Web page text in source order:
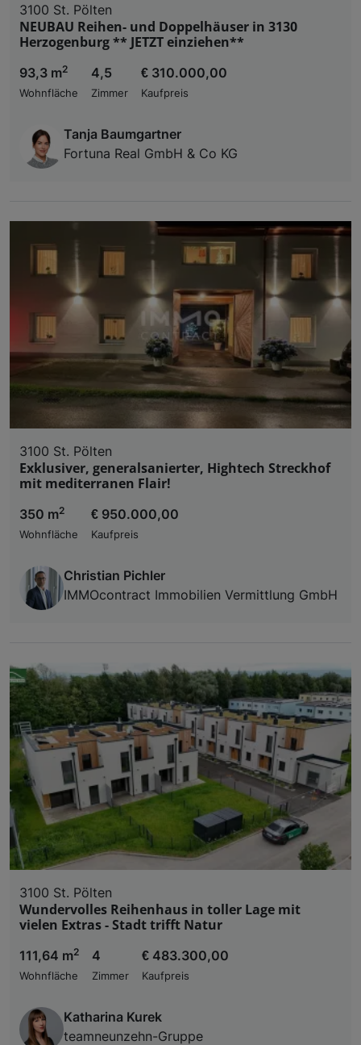
3100 St. Pölten
NEUBAU Reihen- und Doppelhäuser in 3130
Herzogenburg ** JETZT einziehen**
93,3 m2
Wohnfläche
4,5
Zimmer
€ 310.000,00
Kaufpreis
Tanja Baumgartner
Fortuna Real GmbH & Co KG
3100 St. Pölten
Exklusiver, generalsanierter, Hightech Streckhof
mit mediterranen Flair!
350 m2
Wohnfläche
€ 950.000,00
Kaufpreis
Christian Pichler
IMMOcontract Immobilien Vermittlung GmbH
3100 St. Pölten
Wundervolles Reihenhaus in toller Lage mit
vielen Extras - Stadt trifft Natur
111,64 m2
Wohnfläche
4
Zimmer
€ 483.300,00
Kaufpreis
Katharina Kurek
teamneunzehn-Gruppe